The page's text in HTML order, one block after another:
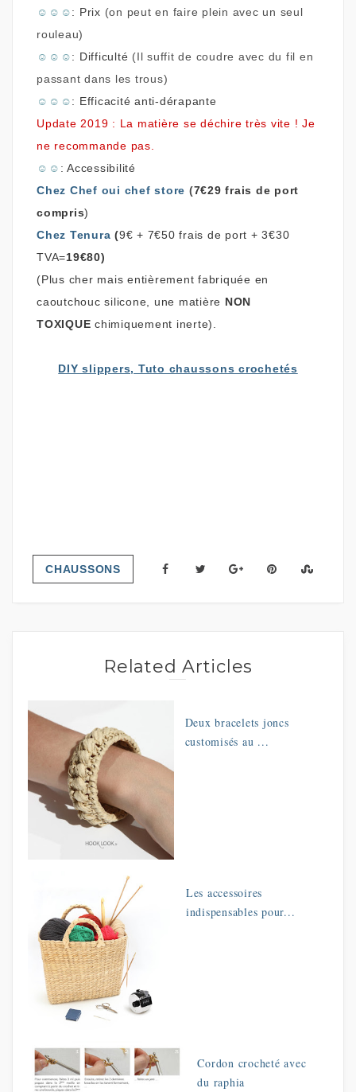
☺ ☺ ☺: Prix (on peut en faire plein avec un seul
rouleau)
☺ ☺ ☺: Difficulté (Il suffit de coudre avec du fil en
passant dans les trous)
☺ ☺ ☺: Efficacité anti-dérapante
Update 2019 : La matière se déchire très vite ! Je
ne recommande pas.
☺ ☺ : Accessibilité
Chez Chef oui chef store (7€29 frais de port
compris)
Chez Tenura (9€ + 7€50 frais de port +3€30
TVA=19€80)
(Plus cher mais entièrement fabriquée en
caoutchouc silicone, une matière NON
TOXIQUE chimiquement inerte).
DIY slippers, Tuto chaussons crochetés
CHAUSSONS
Related Articles
Deux bracelets joncs
customisés au ...
Les accessoires
indispensables pour...
Cordon crocheté avec
du raphia